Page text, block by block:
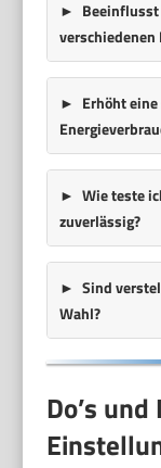
Erhöht
Wie teste
zuverlässig?
Sind
Wahl?
Do’s